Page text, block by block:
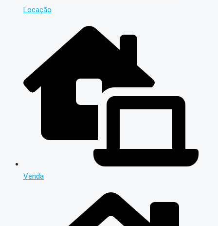
Locação
Venda